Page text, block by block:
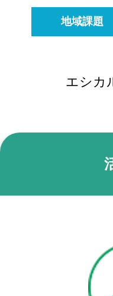
地域課題
エシカ